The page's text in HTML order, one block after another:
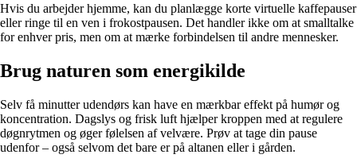
Hvis du arbejder hjemme, kan du planlægge korte virtuelle kaffepauser
eller ringe til en ven i frokostpausen. Det handler ikke om at smalltalke
for enhver pris, men om at mærke forbindelsen til andre mennesker.
Brug naturen som energikilde
Selv få minutter udendørs kan have en mærkbar effekt på humør og
koncentration. Dagslys og frisk luft hjælper kroppen med at regulere
døgnrytmen og øger følelsen af velvære. Prøv at tage din pause
udenfor – også selvom det bare er på altanen eller i gården.